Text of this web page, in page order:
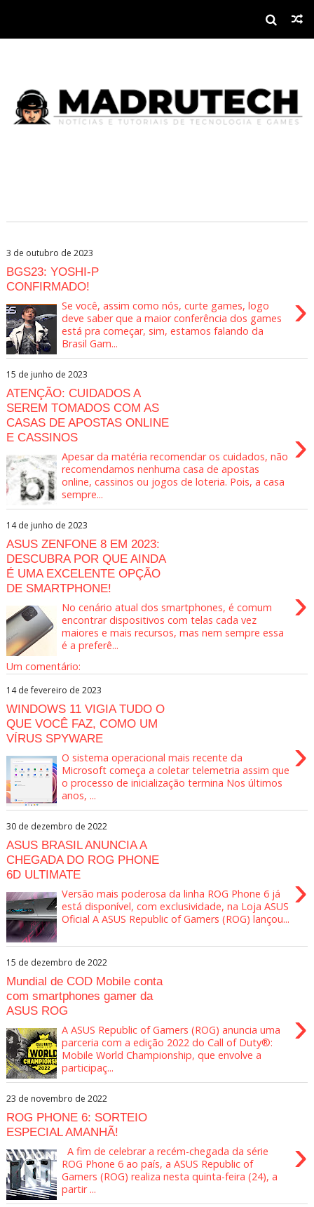
3 de outubro de 2023
BGS23: YOSHI-P
CONFIRMADO!
›
Se você, assim como nós, curte games, logo
deve saber que a maior conferência dos games
está pra começar, sim, estamos falando da
Brasil Gam...
15 de junho de 2023
ATENÇÃO: CUIDADOS A
SEREM TOMADOS COM AS
CASAS DE APOSTAS ONLINE
E CASSINOS
›
Apesar da matéria recomendar os cuidados, não
recomendamos nenhuma casa de apostas
online, cassinos ou jogos de loteria. Pois, a casa
sempre...
14 de junho de 2023
ASUS ZENFONE 8 EM 2023:
DESCUBRA POR QUE AINDA
É UMA EXCELENTE OPÇÃO
DE SMARTPHONE!
›
No cenário atual dos smartphones, é comum
encontrar dispositivos com telas cada vez
maiores e mais recursos, mas nem sempre essa
é a preferê...
Um comentário:
14 de fevereiro de 2023
WINDOWS 11 VIGIA TUDO O
QUE VOCÊ FAZ, COMO UM
VÍRUS SPYWARE
›
O sistema operacional mais recente da
Microsoft começa a coletar telemetria assim que
o processo de inicialização termina Nos últimos
anos, ...
30 de dezembro de 2022
ASUS BRASIL ANUNCIA A
CHEGADA DO ROG PHONE
6D ULTIMATE
›
Versão mais poderosa da linha ROG Phone 6 já
está disponível, com exclusividade, na Loja ASUS
Oficial A ASUS Republic of Gamers (ROG) lançou...
15 de dezembro de 2022
Mundial de COD Mobile conta
com smartphones gamer da
ASUS ROG
›
A ASUS Republic of Gamers (ROG) anuncia uma
parceria com a edição 2022 do Call of Duty®:
Mobile World Championship, que envolve a
participaç...
23 de novembro de 2022
ROG PHONE 6: SORTEIO
ESPECIAL AMANHÃ!
›
A fim de celebrar a recém-chegada da série
ROG Phone 6 ao país, a ASUS Republic of
Gamers (ROG) realiza nesta quinta-feira (24), a
partir ...